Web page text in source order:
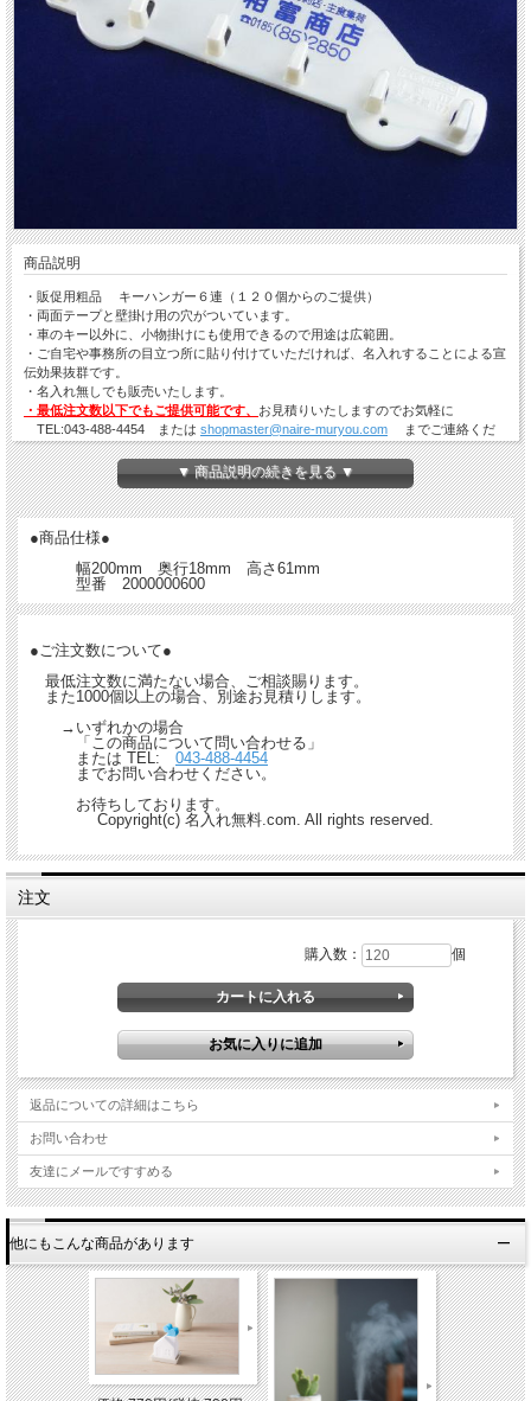
商品説明
・販促用粗品 キーハンガー６連（１２０個からのご提供）
・両面テープと壁掛け用の穴がついています。
・車のキー以外に、小物掛けにも使用できるので用途は広範囲。
・ご自宅や事務所の目立つ所に貼り付けていただければ、名入れすることによる宣
伝効果抜群です。
・名入れ無しでも販売いたします。
・最低注文数以下でもご提供可能です、 お見積りいたしますのでお気軽に
TEL:043-488-4454 または shopmaster@naire-muryou.com までご連絡くだ
さい。
▼ 商品説明の続きを見る ▼
●商品仕様●
幅200mm 奥行18mm 高さ61mm
型番 2000000600
●ご注文数について●
最低注文数に満たない場合、ご相談賜ります。
また1000個以上の場合、別途お見積りします。
→いずれかの場合
「この商品について問い合わせる」
または TEL: 043-488-4454
までお問い合わせください。
お待ちしております。
Copyright(c) 名入れ無料.com. All rights reserved.
注文
購入数： 個
返品についての詳細はこちら
お問い合わせ
友達にメールですすめる
他にもこんな商品があります